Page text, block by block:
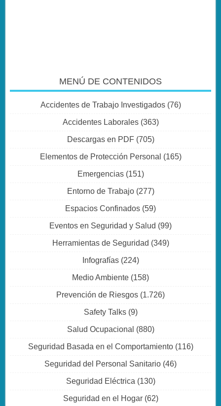
MENÚ DE CONTENIDOS
Accidentes de Trabajo Investigados(76)
Accidentes Laborales(363)
Descargas en PDF(705)
Elementos de Protección Personal (165)
Emergencias(151)
Entorno de Trabajo(277)
Espacios Confinados (59)
Eventos en Seguridad y Salud (99)
Herramientas de Seguridad (349)
Infografías(224)
Medio Ambiente (158)
Prevención de Riesgos (1.726)
Safety Talks(9)
Salud Ocupacional (880)
Seguridad Basada en el Comportamiento(116)
Seguridad del Personal Sanitario (46)
Seguridad Eléctrica (130)
Seguridad en el Hogar(62)